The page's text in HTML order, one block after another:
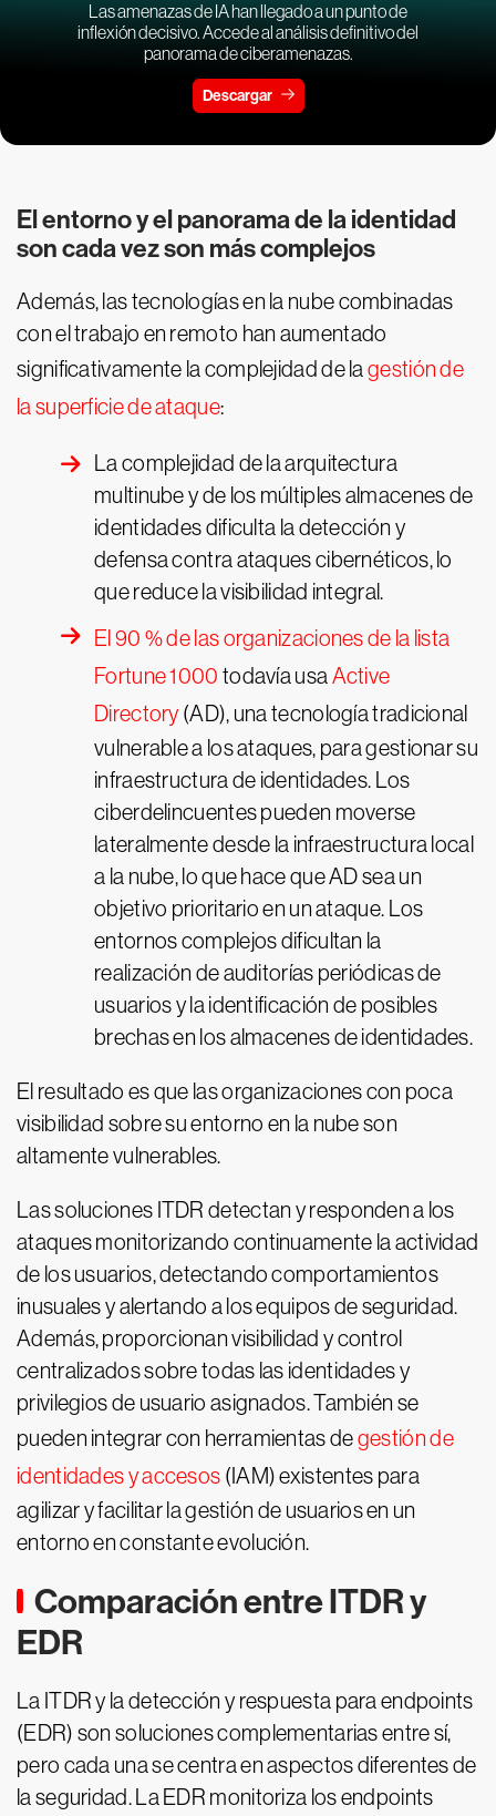
Las amenazas de IA han llegado a un punto de
inflexión decisivo. Accede al análisis definitivo del
panorama de ciberamenazas.
Descargar
El entorno y el panorama de la identidad
son cada vez son más complejos
Además, las tecnologías en la nube combinadas
con el trabajo en remoto han aumentado
significativamente la complejidad de la gestión de
la superficie de ataque:
La complejidad de la arquitectura
multinube y de los múltiples almacenes de
identidades dificulta la detección y
defensa contra ataques cibernéticos, lo
que reduce la visibilidad integral.
El 90 % de las organizaciones de la lista
Fortune 1000 todavía usa Active
Directory (AD), una tecnología tradicional
vulnerable a los ataques, para gestionar su
infraestructura de identidades. Los
ciberdelincuentes pueden moverse
lateralmente desde la infraestructura local
a la nube, lo que hace que AD sea un
objetivo prioritario en un ataque. Los
entornos complejos dificultan la
realización de auditorías periódicas de
usuarios y la identificación de posibles
brechas en los almacenes de identidades.
El resultado es que las organizaciones con poca
visibilidad sobre su entorno en la nube son
altamente vulnerables.
Las soluciones ITDR detectan y responden a los
ataques monitorizando continuamente la actividad
de los usuarios, detectando comportamientos
inusuales y alertando a los equipos de seguridad.
Además, proporcionan visibilidad y control
centralizados sobre todas las identidades y
privilegios de usuario asignados. También se
pueden integrar con herramientas degestión de
identidades y accesos (IAM) existentes para
agilizar y facilitar la gestión de usuarios en un
entorno en constante evolución.
Comparación entre ITDR y
EDR
La ITDR y la detección y respuesta para endpoints
(EDR) son soluciones complementarias entre sí,
pero cada una se centra en aspectos diferentes de
la seguridad. La EDR monitoriza los endpoints